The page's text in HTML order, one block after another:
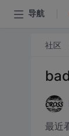
导航
社区
最近